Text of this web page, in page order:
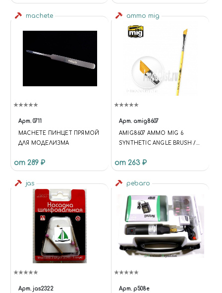
machete
Арт. 0711
MACHETE ПИНЦЕТ ПРЯМОЙ
ДЛЯ МОДЕЛИЗМА
от 289 ₽
ammo mig
Арт. amig8607
AMIG8607 AMMO MIG 6
SYNTHETIC ANGLE BRUSH /
СКОШЕННАЯ КИСТЬ
от 263 ₽
jas
Арт. jas2322
pebaro
Арт. p508e